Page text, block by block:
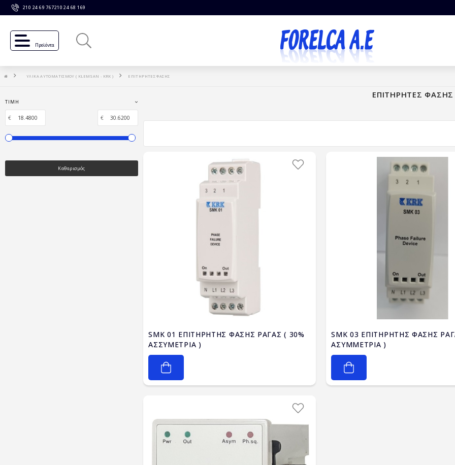
210 24 69 767210 24 68 169
Προϊόντα
ΥΛΙΚΑ ΑΥΤΟΜΑΤΙΣΜΟΥ ( KLEMSAN - KRK ) ΕΠΙΤΗΡΗΤΕΣ ΦΑΣΗΣ
ΤΙΜΉ
€ €
Καθαρισμός
ΕΠΙΤΗΡΗΤΕΣ ΦΑΣΗΣ
SMK 01 ΕΠΙΤΗΡΗΤΗΣ ΦΑΣΗΣ ΡΑΓΑΣ ( 30%
ΑΣΣΥΜΕΤΡΙΑ )
SMK 03 ΕΠΙΤΗΡΗΤΗΣ ΦΑΣΗΣ
ΑΣΥΜΜΕΤΡΙΑ )